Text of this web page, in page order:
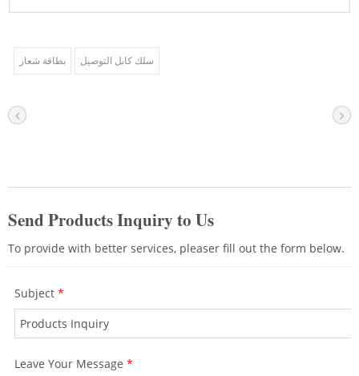
بطاقة شعار سلك كابل التوصيل